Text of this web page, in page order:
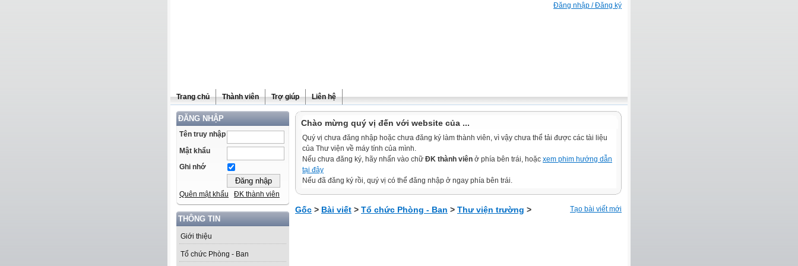
Đăng nhập / Đăng ký
Trang chủ Thành viên Trợ giúp Liên hệ
ĐĂNG NHẬP
Tên truy nhập
Mật khẩu
Ghi nhớ
Quên mật khẩu ĐK thành viên
THÔNG TIN
Giới thiệu
Tổ chức Phòng - Ban
Chào mừng quý vị đến với website của ...
Quý vị chưa đăng nhập hoặc chưa đăng ký làm thành viên, vì vậy chưa thể tải được các tài liệu
của Thư viện về máy tính của mình.
Nếu chưa đăng ký, hãy nhấn vào chữ ĐK thành viên ở phía bên trái, hoặc xem phim hướng dẫn
tại đây
Nếu đã đăng ký rồi, quý vị có thể đăng nhập ở ngay phía bên trái.
Gốc > Bài viết > Tổ chức Phòng - Ban > Thư viện trường > Tạo bài viết mới